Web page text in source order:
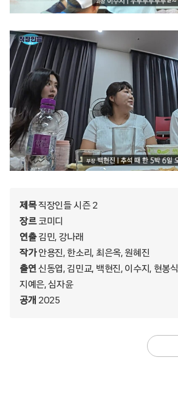
제목직장인들 시즌 2
장르코미디
연출김민, 강나래
작가안용진, 한소리, 최은옥, 원혜진
출연 신동엽, 김민교, 백현진, 이수지, 현봉
지예은, 심자윤
공개 2025